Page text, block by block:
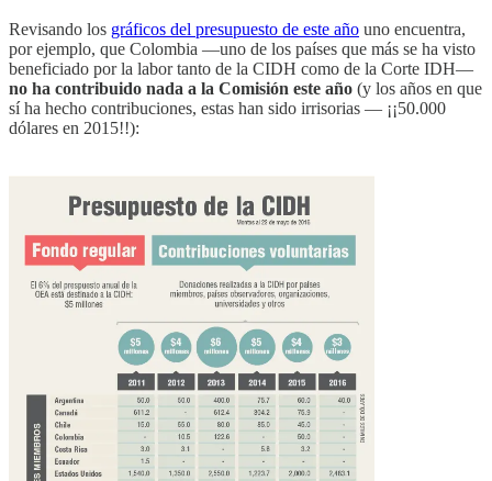
Revisando los gráficos del presupuesto de este año uno encuentra,
por ejemplo, que Colombia —uno de los países que más se ha visto
beneficiado por la labor tanto de la CIDH como de la Corte IDH—
no ha contribuido nada a la Comisión este año (y los años en que
sí ha hecho contribuciones, estas han sido irrisorias — ¡¡50.000
dólares en 2015!!):